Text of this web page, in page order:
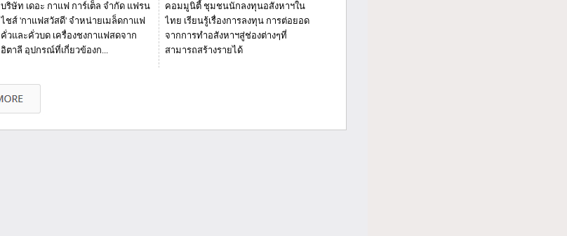
บริษัท เดอะ กาแฟ การ์เต็ล จำกัด แฟรน
ไชส์ 'กาแฟสวัสดี' จำหน่ายเมล็ดกาแฟ
คั่วและคั่วบด เครื่องชงกาแฟสดจาก
อิตาลี อุปกรณ์ที่เกี่ยวข้องก...
คอมมูนิตี้ ชุมชนนักลงทุนอสังหาฯใน
ไทย เรียนรู้เรื่องการลงทุน การต่อยอด
จากการทำอสังหาฯสู่ช่องต่างๆที่
สามารถสร้างรายได้